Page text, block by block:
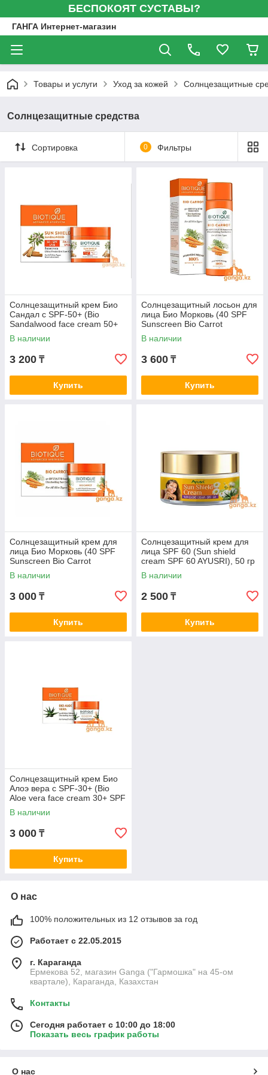
БЕСПОКОЯТ СУСТАВЫ?
ГАНГА Интернет-магазин
Товары и услуги Уход за кожей Солнцезащитные
Солнцезащитные средства
Сортировка 0 Фильтры
Солнцезащитный крем Био
Сандал с SPF-50+ (Bio
Sandalwood face cream 50+
SPF sunscreen BIOTIQUE),
50г
В наличии
3 200 ₸
Купить
Солнцезащитный лосьон для
лица Био Морковь (40 SPF
Sunscreen Bio Carrot
BIOTIQUE), 120 мл.
В наличии
3 600 ₸
Купить
Солнцезащитный крем для
лица Био Морковь (40 SPF
Sunscreen Bio Carrot
BIOTIQUE), 50 г.
В наличии
3 000 ₸
Купить
Солнцезащитный крем для
лица SPF 60 (Sun shield
cream SPF 60 AYUSRI), 50 гр
В наличии
2 500 ₸
Купить
Солнцезащитный крем Био
Алоэ вера с SPF-30+ (Bio
Aloe vera face cream 30+ SPF
sunscreen BIOTIQUE), 50г
В наличии
3 000 ₸
Купить
О нас
100% положительных из 12 отзывов за год
Работает с 22.05.2015
г. Караганда
Ермекова 52, магазин Ganga ("Гармошка" на 45-ом
квартале), Караганда, Казахстан
Контакты
Сегодня работает с 10:00 до 18:00
Показать весь график работы
О нас